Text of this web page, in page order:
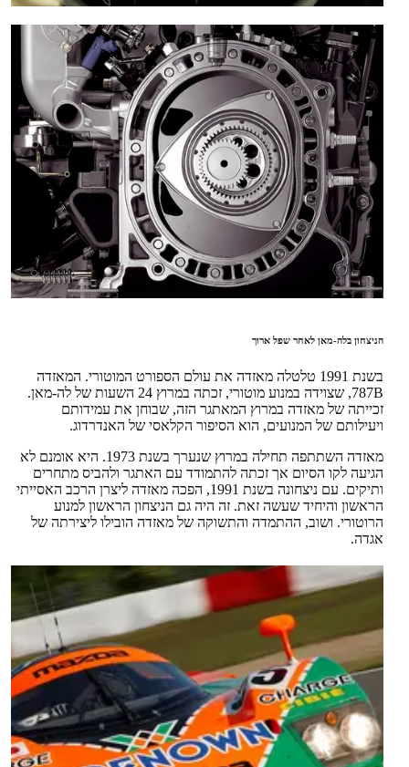
הניצחון בלה-מאן לאחר שפל ארוך
בשנת 1991 טלטלה מאזדה את עולם הספורט המוטורי. המאזדה
787B, שצוידה במנוע מוטורי, זכתה במרוץ 24 השעות של לה-מאן.
זכייתה של מאזדה במרוץ המאתגר הזה, שבוחן את עמידותם
ויעילותם של המנועים, הוא הסיפור הקלאסי של האנדרדוג.
מאזדה השתתפה תחילה במרוץ שנערך בשנת 1973. היא אומנם לא
הגיעה לקו הסיום אך זכתה להתמודד עם האתגר ולהביס מתחרים
ותיקים. עם ניצחונה בשנת 1991, הפכה מאזדה ליצרן הרכב האסייתי
הראשון והיחיד שעשה זאת. זה היה גם הניצחון הראשון למנוע
הרוטורי. ושוב, ההתמדה והתשוקה של מאזדה הובילו ליצירתה של
אגדה.